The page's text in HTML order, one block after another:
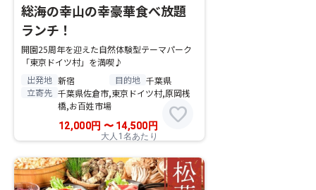
総海の幸山の幸豪華食べ放題
ランチ！
開園25周年を迎えた自然体験型テーマパーク
「東京ドイツ村」を満喫♪
出発地 新宿 目的地 千葉県
立寄先 千葉県佐倉市,東京ドイツ村,原岡桟
橋,お百姓市場
12,000円 〜14,500 円
大人1名あたり
favorite